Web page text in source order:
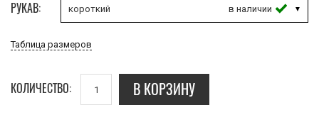
РУКАВ: короткий
Таблица размеров
КОЛИЧЕСТВО: В КОРЗИНУ